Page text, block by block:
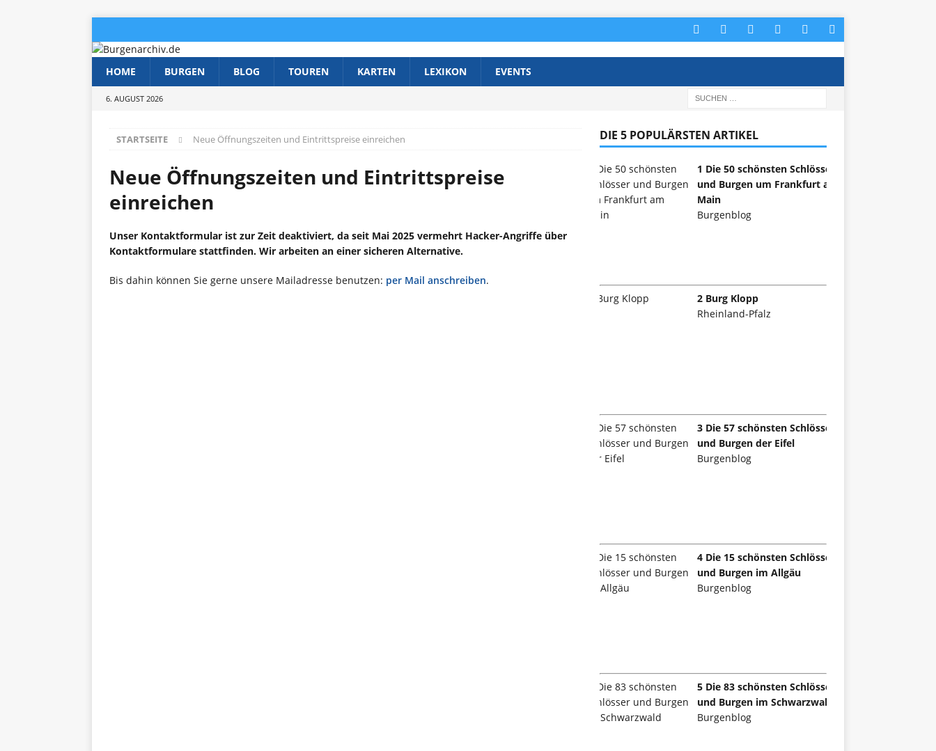
HOME BURGEN BLOG TOUREN KARTEN LEXIKON EVENTS
6. AUGUST 2026
STARTSEITE Neue Öffnungszeiten und Eintrittspreise einreichen
Neue Öffnungszeiten und Eintrittspreise
einreichen
Unser Kontaktformular ist zur Zeit deaktiviert, da seit Mai 2025 vermehrt Hacker-Angriffe über
Kontaktformulare stattfinden. Wir arbeiten an einer sicheren Alternative.
Bis dahin können Sie gerne unsere Mailadresse benutzen: per Mail anschreiben.
DIE 5 POPULÄRSTEN ARTIKEL
1 Die 50 schönsten Schlösser
und Burgen um Frankfurt am
Main
Burgenblog
2 Burg Klopp
Rheinland-Pfalz
3 Die 57 schönsten Schlösser
und Burgen der Eifel
Burgenblog
4 Die 15 schönsten Schlösser
und Burgen im Allgäu
Burgenblog
5 Die 83 schönsten Schlösser
und Burgen im Schwarzwald
Burgenblog